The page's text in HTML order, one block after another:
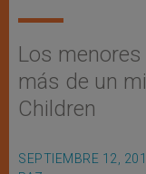
Los
más de un
Children
SEPTIEMBRE 12,